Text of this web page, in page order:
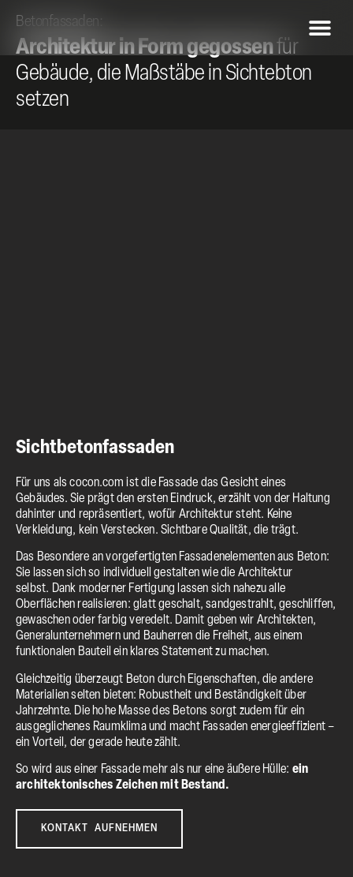
Betonfassaden:
Architektur in Form gegossenfür
Gebäude, die Maßstäbe in Sichtebton
setzen
Sichtbetonfassaden
Für uns als cocon.com ist die Fassade das Gesicht eines
Gebäudes. Sie prägt den ersten Eindruck, erzählt von der Haltung
dahinter und repräsentiert, wofür Architektur steht. Keine
Verkleidung, kein Verstecken. Sichtbare Qualität, die trägt.
Das Besondere an vorgefertigten Fassadenelementen aus Beton:
Sie lassen sich so individuell gestalten wie die Architektur
selbst. Dank moderner Fertigung lassen sich nahezu alle
Oberflächen realisieren: glatt geschalt, sandgestrahlt, geschliffen,
gewaschen oder farbig veredelt. Damit geben wir Architekten,
Generalunternehmern und Bauherren die Freiheit, aus einem
funktionalen Bauteil ein klares Statement zu machen.
Gleichzeitig überzeugt Beton durch Eigenschaften, die andere
Materialien selten bieten: Robustheit und Beständigkeit über
Jahrzehnte. Die hohe Masse des Betons sorgt zudem für ein
ausgeglichenes Raumklima und macht Fassaden energieeffizient –
ein Vorteil, der gerade heute zählt.
So wird aus einer Fassade mehr als nur eine äußere Hülle: ein
architektonisches Zeichen mit Bestand.
KONTAKT AUFNEHMEN